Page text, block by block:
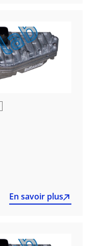
En savoir plus